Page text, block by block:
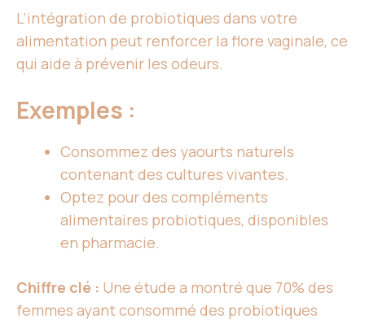
L’intégration de probiotiques dans votre
alimentation peut renforcer la flore vaginale, ce
qui aide à prévenir les odeurs.
Exemples :
Consommez des yaourts naturels
contenant des cultures vivantes.
Optez pour des compléments
alimentaires probiotiques, disponibles
en pharmacie.
Chiffre clé : Une étude a montré que 70% des
femmes ayant consommé des probiotiques